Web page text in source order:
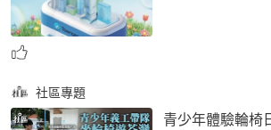
社區專題
青少年體驗輪